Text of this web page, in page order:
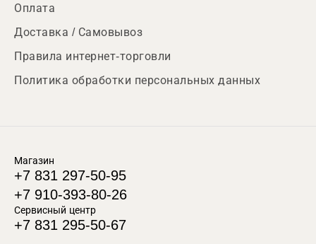
Оплата
Доставка / Самовывоз
Правила интернет-торговли
Политика обработки персональных данных
Магазин
+7 831 297-50-95
+7 910-393-80-26
Сервисный центр
+7 831 295-50-67